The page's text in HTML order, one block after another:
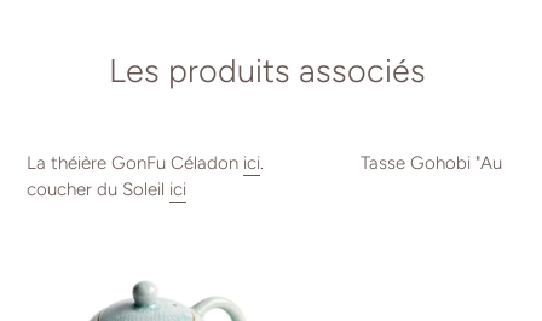
Les produits associés
La théière GonFu Céladon ici. Tasse Gohobi "Au
coucher du Soleil ici